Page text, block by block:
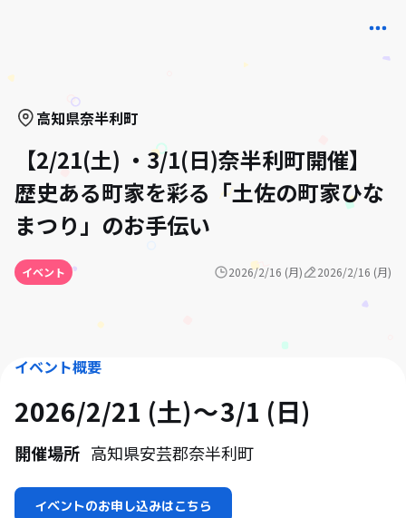
高知県奈半利町
【2/21(土) ・3/1(日)奈半利町開催】
歴史ある町家を彩る「土佐の町家ひな
まつり」のお手伝い
イベント 2026/2/16 (月) 2026/2/16 (月)
イベント概要
2026/2/21 (土) 3/1 (日)
開催場所 高知県安芸郡奈半利町
イベントのお申し込みはこちら